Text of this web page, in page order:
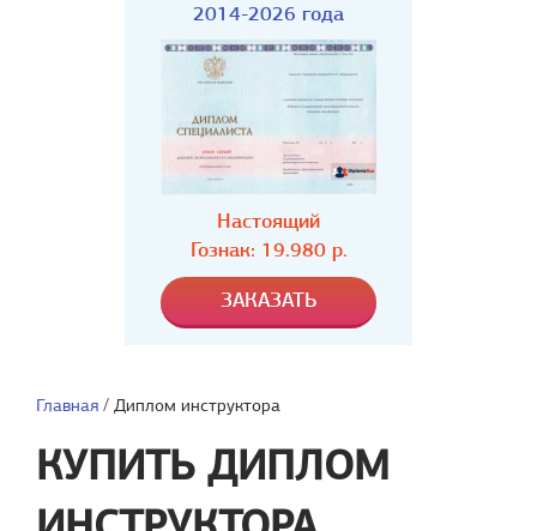
2014-2026 года
Настоящий
Гознак: 19.980 р.
Главная / Диплом инструктора
КУПИТЬ ДИПЛОМ